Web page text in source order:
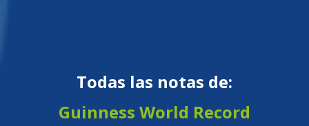
Todas las notas de:
Guinness World Record